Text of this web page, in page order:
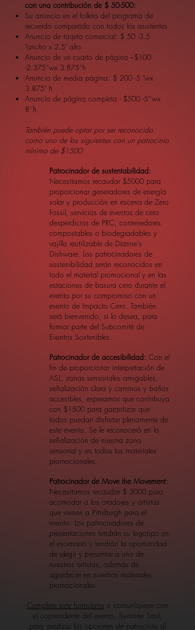
con una contribución de $ 50-500:
Su anuncio en el folleto del programa de
recuerdo compartido con todos los asistentes
Anuncio de tarjeta comercial: $ 50 -3.5
"ancho x 2.5" alto
Anuncio de un cuarto de página –$100
-2.375”wx 3.875”h
Anuncio de media página: $ 200 -5 "wx
3.875" h
Anuncio de página completa - $500 -5''wx
8''h
También puede optar por ser reconocido
como uno de los siguientes con un patrocinio
mínimo de $1500:
Patrocinador de sustentabilidad:
Necesitamos recaudar $5000 para
proporcionar generadores de energía
solar y producción en escena de Zero
Fossil, servicios de eventos de cero
desperdicios de PRC, contenedores
compostables o biodegradables y
vajilla reutilizable de Dianne's
Dishware. Los patrocinadores de
sostenibilidad serán reconocidos en
todo el material promocional y en las
estaciones de basura cero durante el
evento por su compromiso con un
evento de Impacto Cero. También
será bienvenido, si lo desea, para
formar parte del Subcomité de
Eventos Sostenibles.
Patrocinador de accesibilidad: Con el
fin de proporcionar interpretación de
ASL, zonas sensoriales amigables,
señalización clara y caminos y baños
accesibles, esperamos que contribuya
con $1500 para garantizar que
todos puedan disfrutar plenamente de
este evento. Se le reconocerá en la
señalización de nuestra zona
sensorial y en todos los materiales
promocionales.
Patrocinador de Move the Movement:
Necesitamos recaudar $ 3000 para
acomodar a los oradores y artistas
que vienen a Pittsburgh para el
evento. Los patrocinadores de
presentaciones tendrán su logotipo en
el escenario y tendrán la oportunidad
de elegir y presentar a uno de
nuestros artistas, además de
agradecer en nuestros materiales
promocionales.
Complete este formulario o comuníquese con
el copresidente del evento, Symone Saul,
para analizar las opciones de patrocinio al